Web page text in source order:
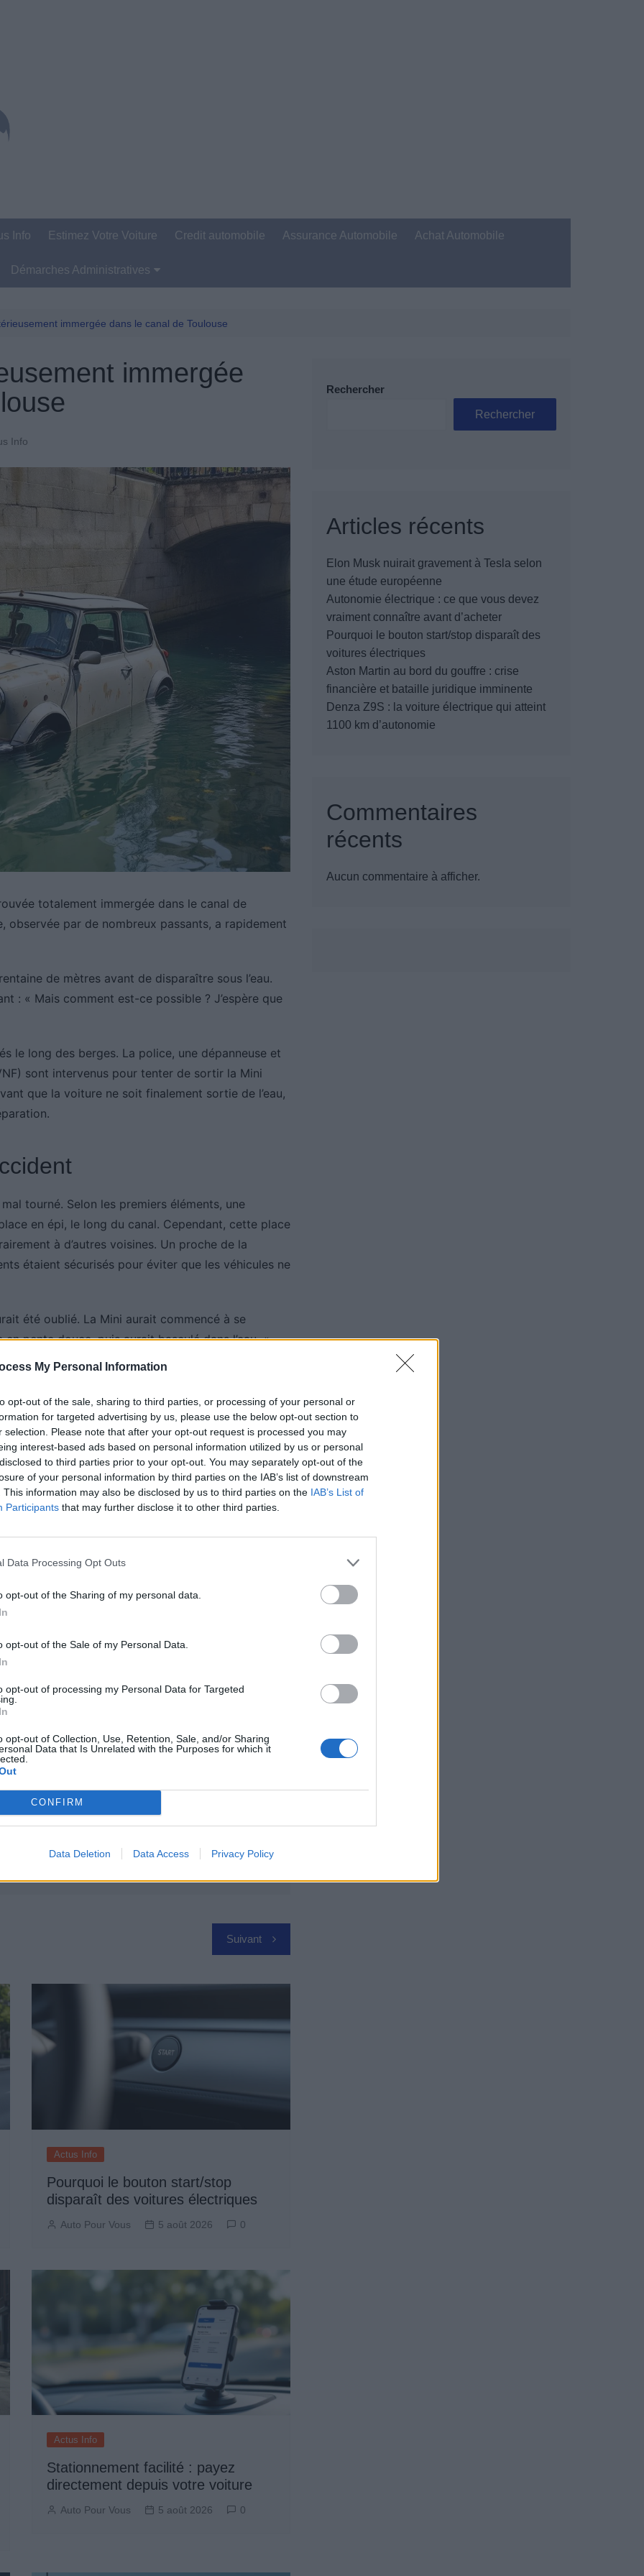
My Personal Information
opt-out of the sale, sharing to third parties, or processing of your personal or
for targeted advertising by us, please use the below opt-out section to
selection. Please note that after your opt-out request is processed you may
interest-based ads based on personal information utilized by us or personal
to third parties prior to your opt-out. You may separately opt-out of the
of your personal information by third parties on the IAB’s list of downstream
This information may also be disclosed by us to third parties on the IAB’s List of
Participants that may further disclose it to other third parties.
Data Processing Opt Outs
opt-out of the Sharing of my personal data.
opt-out of the Sale of my Personal Data.
opt-out of processing my Personal Data for Targeted
opt-out of Collection, Use, Retention, Sale, and/or Sharing
Data that Is Unrelated with the Purposes for which it
CONFIRM
Data Deletion Data Access Privacy Policy
Info Estimez Votre Voiture Credit automobile Assurance Automobile Achat Automobile
Démarches Administratives
Permis De Conduire
immergée dans le canal de Toulouse
immergée
Info
totalement immergée dans le canal de
observée par de nombreux passants, a rapidement
de mètres avant de disparaître sous l’eau.
: « Mais comment est-ce possible ? J’espère que
le long des berges. La police, une dépanneuse et
sont intervenus pour tenter de sortir la Mini
que la voiture ne soit finalement sortie de l’eau,
tourné. Selon les premiers éléments, une
en épi, le long du canal. Cependant, cette place
à d’autres voisines. Un proche de la
étaient sécurisés pour éviter que les véhicules ne
été oublié. La Mini aurait commencé à se
pente douce, puis aurait basculé dans l’eau. «
couler complètement », rapporte un témoin. La
de disparaître sous la surface. Heureusement,
Cooper du canal sans endommager les berges
soit resté fermé, l’intérieur de la voiture a
que le véhicule est désormais irrécupérable.
au plus près des berges, pour le relever.
la circulation des bateaux pendant l’intervention.
que je vois cela ici, mais c’était inévitable. Les
la malchance. »
a indiqué que la manœuvre était
du lieu. La journée a laissé une impression
de Brienne.
Suivant
Actus Info
Pourquoi le bouton start/stop
disparaît des voitures électriques
Auto Pour Vous 5 août 2026 0
Actus Info
Stationnement facilité : payez
directement depuis votre voiture
Auto Pour Vous 5 août 2026 0
Rechercher
Rechercher
Articles récents
Elon Musk nuirait gravement à Tesla selon
une étude européenne
Autonomie électrique : ce que vous devez
vraiment connaître avant d’acheter
Pourquoi le bouton start/stop disparaît des
voitures électriques
Aston Martin au bord du gouffre : crise
financière et bataille juridique imminente
Denza Z9S : la voiture électrique qui atteint
1100 km d’autonomie
Commentaires
récents
Aucun commentaire à afficher.